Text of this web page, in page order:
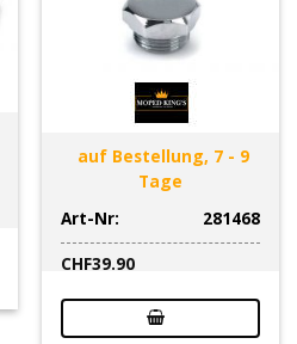
auf Bestellung, 7 - 9
Tage
Art-Nr:
281468
CHF39.90